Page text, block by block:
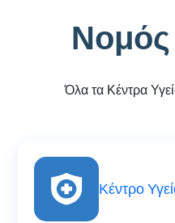
Όλα τα Κέντρα
Κέντρο